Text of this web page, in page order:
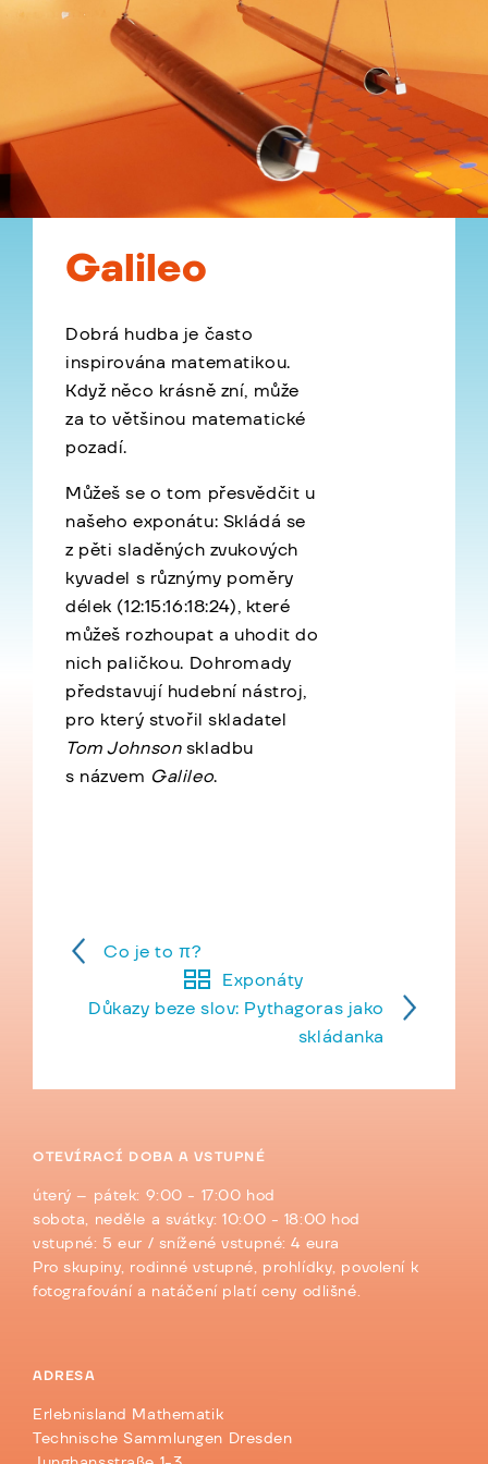
Galileo
Dobrá hudba je často
inspirována matematikou.
Když něco krásně zní, může
za to většinou matematické
pozadí.
Můžeš se o tom přesvědčit u
našeho exponátu: Skládá se
z pěti sladěných zvukových
kyvadel s různýmy poměry
délek (12:15:16:18:24), které
můžeš rozhoupat a uhodit do
nich paličkou. Dohromady
představují hudební nástroj,
pro který stvořil skladatel
Tom Johnsonskladbu
s názvem Galileo.
Co je to π?
Exponáty
Důkazy beze slov: Pythagoras jako
skládanka
OTEVÍRACÍ DOBA A VSTUPNÉ
úterý – pátek: 9:00 - 17:00 hod
sobota, neděle a svátky: 10:00 - 18:00 hod
vstupné: 5 eur / snížené vstupné: 4 eura
Pro skupiny, rodinné vstupné, prohlídky, povolení k
fotografování a natáčení platí ceny odlišné.
ADRESA
Erlebnisland Mathematik
Technische Sammlungen Dresden